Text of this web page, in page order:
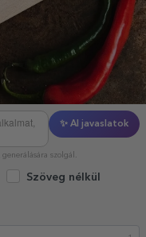
✨ AI javaslatok
szolgál.
Szöveg nélkül